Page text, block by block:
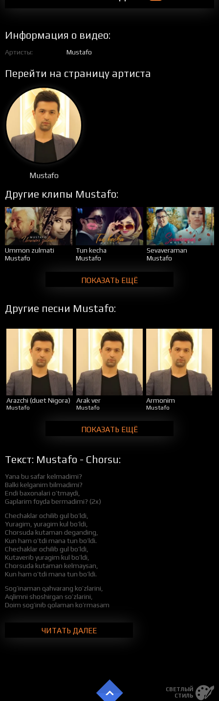
Информация о видео:
Артисты Mustafo
Перейти на страницу артиста
Mustafo
Другие клипы Mustafo:
Ummon zulmati
Mustafo
Tun kecha
Mustafo
Sevaveraman
Mustafo
ПОКАЗАТЬ ЕЩЁ
Другие песни Mustafo:
Arazchi (duet Nigora)
Mustafo
Arak ver
Mustafo
Armonim
Mustafo
ПОКАЗАТЬ ЕЩЁ
Текст: Mustafo - Chorsu:
Yana bu safar kelmadimi?
Balki kelganim bilmadimi?
Endi baxonalari o’tmaydi,
Gaplarim foyda bermadimi? (2x)
Chechaklar ochilib gul bo’ldi,
Yuragim, yuragim kul bo’ldi,
Chorsuda kutaman deganding,
Kun ham o’tdi mana tun bo’ldi.
Chechaklar ochilib gul bo’ldi,
Kutaverib yuragim kul bo’ldi,
Chorsuda kutaman kelmaysan,
Kun ham o’tdi mana tun bo’ldi.
Sog’inaman qahvarang ko’zlarini,
Aqlimni shoshirgan so’zlarini,
Doim sog’inib qolaman ko’rmasam
Chechaklar ochilib gul bo’ldi,
Yuragim, yuragim kul bo’ldi,
ЧИТАТЬ ДАЛЕЕ
СВЕТЛЫЙ
СТИЛЬ